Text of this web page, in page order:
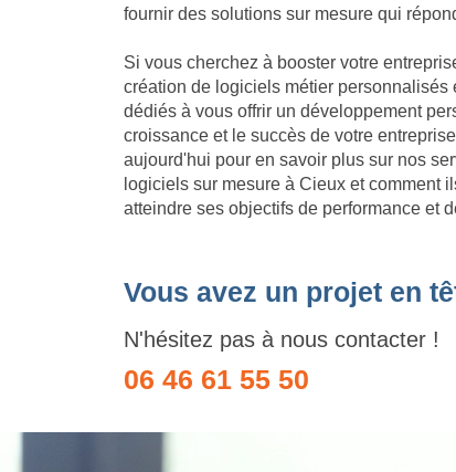
fournir des solutions sur mesure qui
Si vous cherchez à booster votre
création de logiciels métier personnalisés
dédiés à vous offrir un développement
croissance et le succès de votre
aujourd'hui pour en savoir plus sur nos
logiciels sur mesure à Cieux et comment
atteindre ses objectifs de performance et
Vous avez un projet en
N'hésitez pas à nous contacter !
06 46 61 55 50